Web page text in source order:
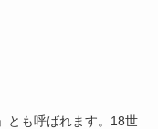
とも呼ばれます。18世